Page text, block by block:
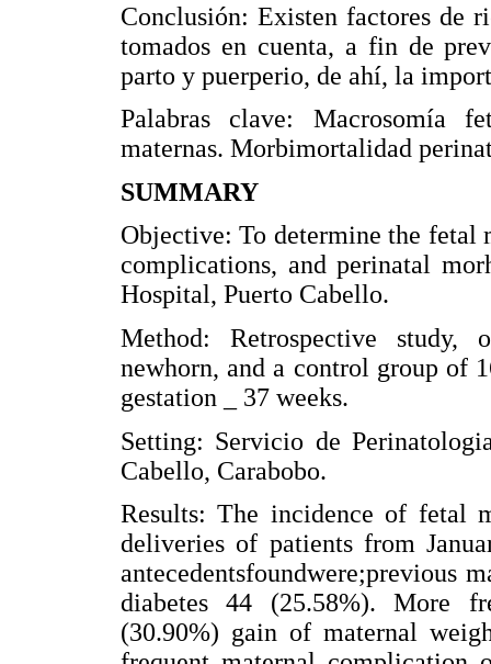
Conclusión: Existen factores de
tomados en cuenta, a fin de
parto y puerperio, de ahí, la
Palabras clave: Macrosomía
maternas. Morbimortalidad
SUMMARY
Objective: To determine the fetal
complications, and perinatal
Hospital, Puerto Cabello.
Method: Retrospective study,
newhorn, and a control group of
gestation _ 37 weeks.
Setting: Servicio de
Cabello, Carabobo.
Results: The incidence of fetal
deliveries of patients from
antecedentsfoundwere;previous
diabetes 44 (25.58%). More
(30.90%) gain of maternal